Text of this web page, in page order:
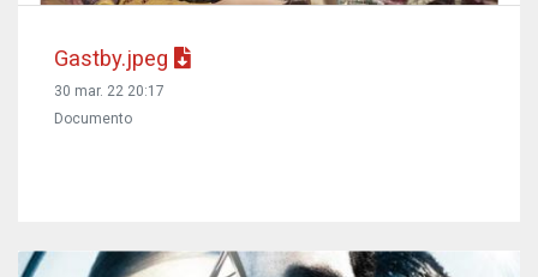
Gastby.jpeg
30 mar. 22 20:17
Documento